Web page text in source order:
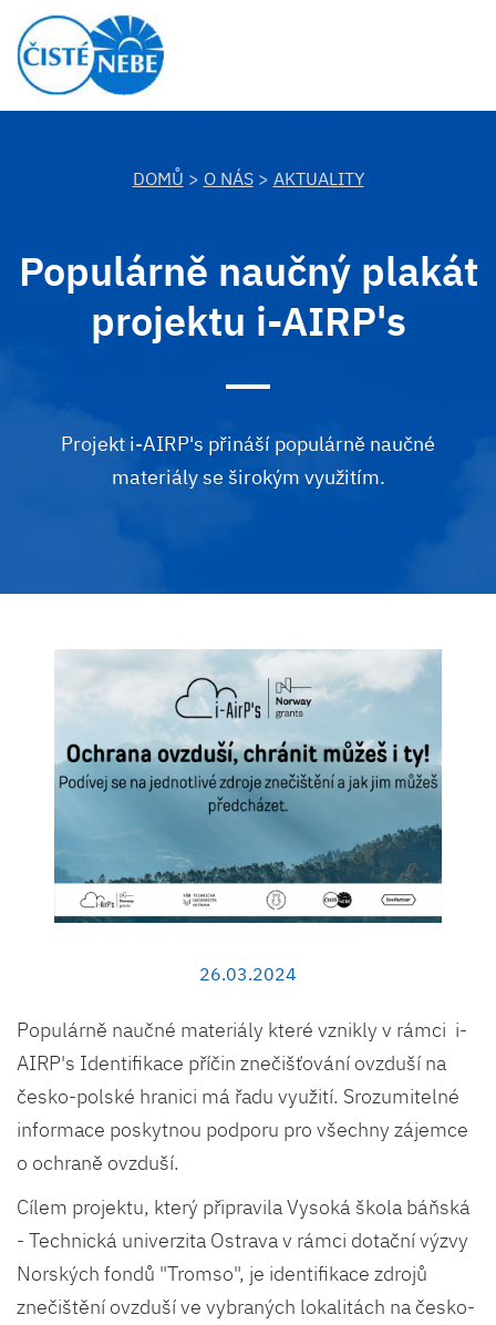
DOMŮ > O NÁS> AKTUALITY
Populárně naučný plakát
projektu i-AIRP's
Projekt i-AIRP's přináší populárně naučné
materiály se širokým využitím.
26.03.2024
Populárně naučné materiály které vznikly v rámci i-
AIRP's Identifikace příčin znečišťování ovzduší na
česko-polské hranici má řadu využití. Srozumitelné
informace poskytnou podporu pro všechny zájemce
o ochraně ovzduší.
Cílem projektu, který připravila Vysoká škola báňská
- Technická univerzita Ostrava v rámci dotační výzvy
Norských fondů "Tromso", je identifikace zdrojů
znečištění ovzduší ve vybraných lokalitách na česko-